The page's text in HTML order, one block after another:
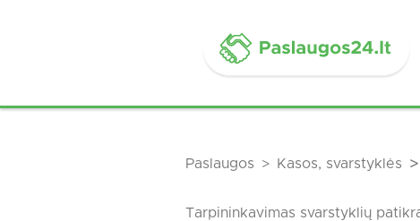
Paslaugos Kasos, svarstyklės
Tarpininkavimas svarstyklių